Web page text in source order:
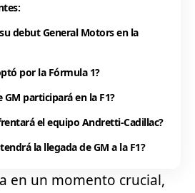
debut General Motors en la
por la Fórmula 1?
GM participará en la F1?
el equipo Andretti-Cadillac?
la llegada de GM a la F1?
en un momento crucial,